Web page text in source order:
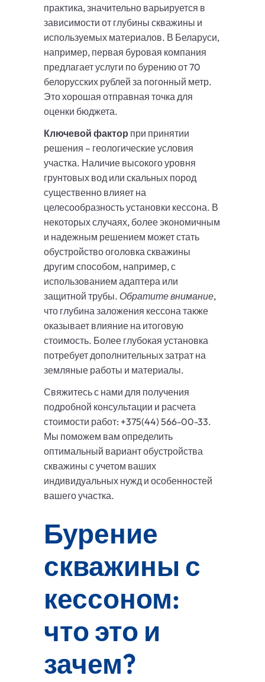
практика, значительно варьируется в
зависимости от глубины скважины и
используемых материалов. В Беларуси,
например, первая буровая компания
предлагает услуги по бурению от 70
белорусских рублей за погонный метр.
Это хорошая отправная точка для
оценки бюджета.
Ключевой фактор при принятии
решения – геологические условия
участка. Наличие высокого уровня
грунтовых вод или скальных пород
существенно влияет на
целесообразность установки кессона. В
некоторых случаях, более экономичным
и надежным решением может стать
обустройство оголовка скважины
другим способом, например, с
использованием адаптера или
защитной трубы. Обратите внимание,
что глубина заложения кессона также
оказывает влияние на итоговую
стоимость. Более глубокая установка
потребует дополнительных затрат на
земляные работы и материалы.
Свяжитесь с нами для получения
подробной консультации и расчета
стоимости работ: +375(44) 566-00-33.
Мы поможем вам определить
оптимальный вариант обустройства
скважины с учетом ваших
индивидуальных нужд и особенностей
вашего участка.
Бурение
скважины с
кессоном:
что это и
зачем?